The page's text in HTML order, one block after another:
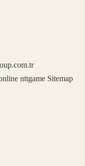
nttgame Sitemap